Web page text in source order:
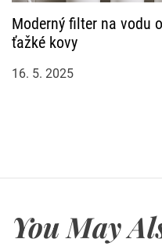
Moderný filter na vodu
ťažké kovy
16. 5. 2025
You May